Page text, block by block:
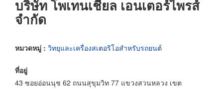
บริษัท โพเทนเชียล เอนเตอร์ไพรส์
จำกัด
หมวดหมู่ : วิทยุและเครื่องสเตอริโอสำหรับรถยนต์
ที่อยู่
43 ซอยอ่อนนุช 62 ถนนสุขุมวิท 77 แขวงสวนหลวง เขต